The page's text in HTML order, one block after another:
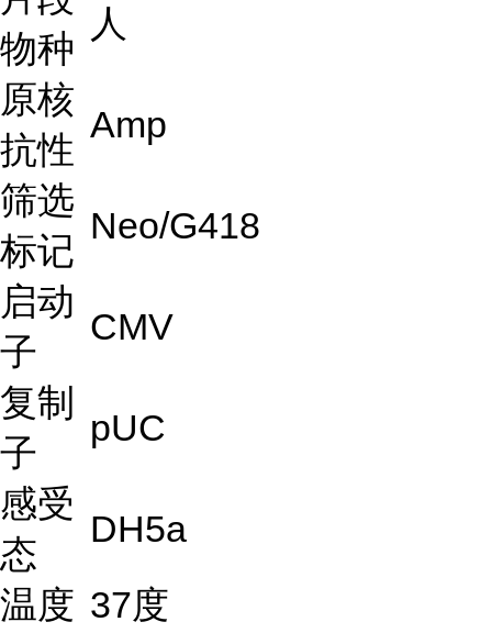
物种
人
原核
抗性
Amp
筛选
标记
Neo/G418
启动
子
CMV
复制
子
pUC
感受
态
DH5a
温度 37度